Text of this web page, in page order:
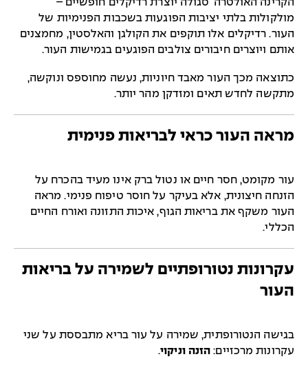
הקרינה האולטרה־סגולה יוצרת רדיקלים חופשיים –
מולקולות בלתי יציבות הפוגעות בשכבות הפנימיות של
העור. רדיקלים אלו תוקפים את הקולגן והאלסטין, מחמצנים
אותם ויוצרים חיבורים צולבים הפוגעים בגמישות העור.
כתוצאה מכך העור מאבד חיוניות, נעשה מחוספס ונוקשה,
מתקשה לחדש תאים ומזדקן מהר יותר.
מראה העור כראי לבריאות פנימית
עור מקומט, חסר חיים או נטול ברק אינו מעיד בהכרח על
הזנחה חיצונית, אלא בעיקר על חוסר טיפוח פנימי. מראה
העור משקף את בריאות הגוף, איכות התזונה ואורח החיים
הכללי.
עקרונות נטורופתיים לשמירה על בריאות
העור
בגישה הנטורופתית, שמירה על עור בריא מתבססת על שני
עקרונות מרכזיים: הזנה וניקוי.